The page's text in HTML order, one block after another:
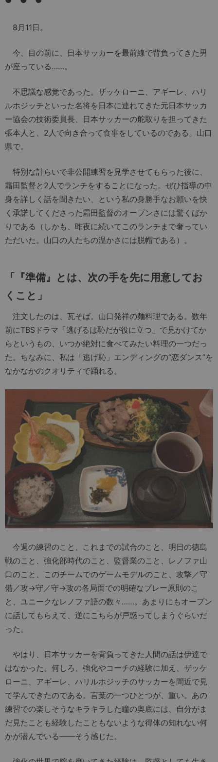
8月11日。
今、目の前に、日本サッカーを最前線で背負ってきた男
が座っている……。
不思議な感覚であった。ザッケローニ、アギーレ、ハリ
ルホジッチといった名将を日本に連れてきた元日本サッカ
ー協会の技術委員長、日本サッカーの舵取りを担ってきた
張本人と、2人で向き合って食事をしているのである。山口
県で。
特別な計らいで非公開練習を見学させてもらった後に、
霜田監督と2人でランチをすることになった。ぜひ指導の中
身を詳しく話を聞きたい、という私の身勝手なお願いを快
く承諾してくださった霜田監督のオープンさには驚くばか
りである（しかも、昨夜に続いてこのランチまで奢ってい
ただいた。山口の人たちの温かさには脱帽である）。
「『準備』とは、次の手を先に用意してお
くこと」
注文したのは、瓦そば。山口発祥の麺料理である。数年
前にTBSドラマ「逃げるは恥だが役に立つ」で見かけてか
らというもの、いつか絶対に食べてみたい料理の一つだっ
た。ちなみに、私は「逃げ恥」エンディングの“恋ダンス”を
なかなかのクオリティで踊れる。
今週の練習のこと、これまでの試合のこと、明日の徳島
戦のこと、強化部時代のこと、監督業のこと、レノファ山
口のこと、このチームでのゲームモデルのこと、攻撃／守
備／攻→守／守→攻の各局面での明確なプレー原則のこ
と、ユニークなレノファ語の数々……。あまりにもオープン
に話してもらえて、逆にこちらが戸惑ってしまうぐらいだ
った。
やはり、日本サッカーを背負ってきた人間の話は伊達で
はなかった。何しろ、強化やコーチの経験に加え、ザッケ
ローニ、アギーレ、ハリルホジッチのサッカーを間近で見
て学んできたのである。言葉の一つひとつが、重い。あの
練習での楽しそうなキラキラした瞳の奥底には、自分がま
だ見たことも経験したこともないような得体の知れない何
かが潜んでいる――そう感じた。